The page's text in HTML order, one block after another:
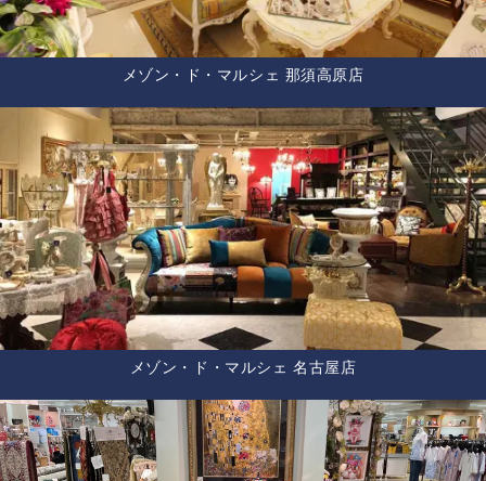
メゾン・ド・マルシェ 那須高原店
メゾン・ド・マルシェ 名古屋店